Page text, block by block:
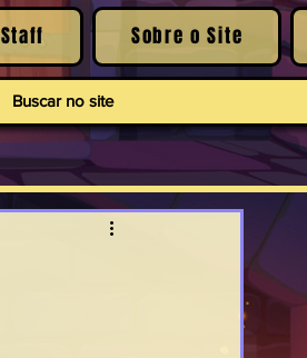
Staff Sobre o Site